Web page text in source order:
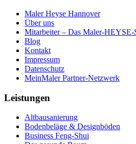
Maler Heyse Hannover
Über uns
Mitarbeiter – Das Maler-HEYSE-
Blog
Kontakt
Impressum
Datenschutz
MeinMaler Partner-Netzwerk
Leistungen
Altbausanierung
Bodenbeläge & Designböden
Business Feng-Shui